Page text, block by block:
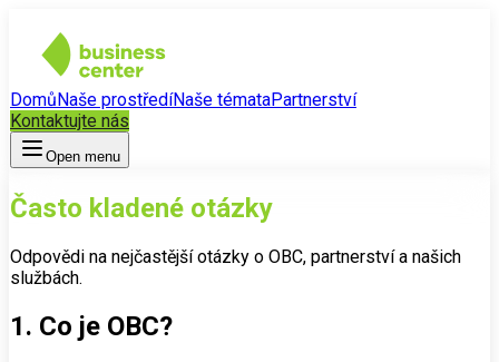
DomůNaše prostředíNaše témataPartnerství
Kontaktujte nás
Open menu
Často kladené otázky
Odpovědi na nejčastější otázky o OBC, partnerství a našich
službách.
1. Co je OBC?